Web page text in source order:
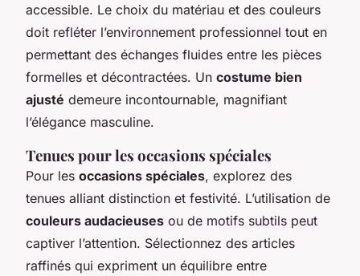
accessible. Le choix du matériau et des couleurs
doit refléter l’environnement professionnel tout en
permettant des échanges fluides entre les pièces
formelles et décontractées. Un costume bien
ajusté demeure incontournable, magnifiant
l’élégance masculine.
Tenues pour les occasions spéciales
Pour les occasions spéciales, explorez des
tenues alliant distinction et festivité. L’utilisation de
couleurs audacieuses ou de motifs subtils peut
captiver l’attention. Sélectionnez des articles
raffinés qui expriment un équilibre entre